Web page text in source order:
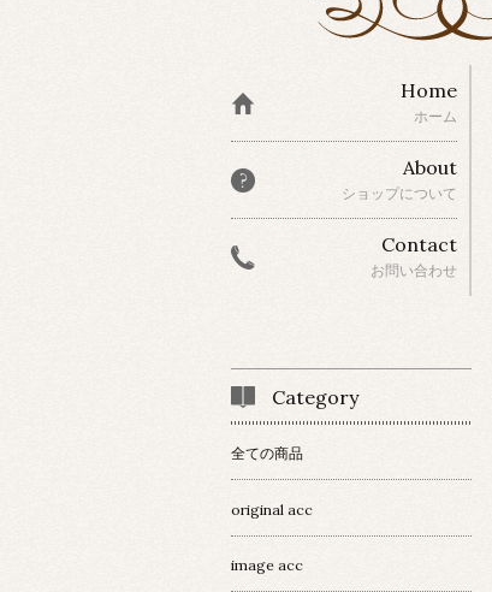
Home
ホーム
About
ショップについて
Contact
お問い合わせ
Category
全ての商品
original acc
image acc